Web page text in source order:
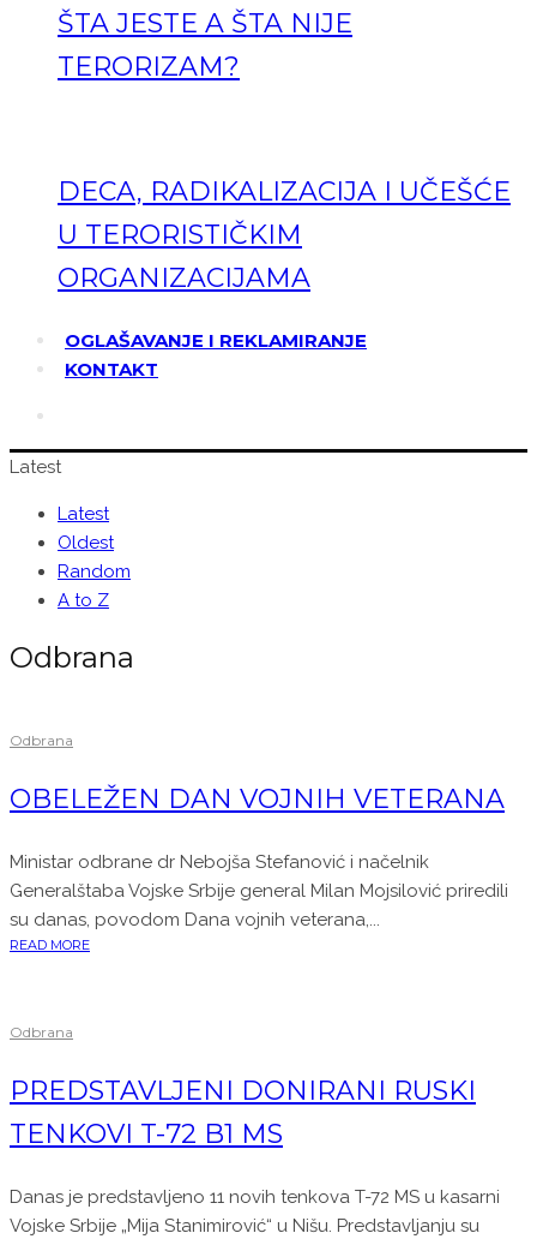
ŠTA JESTE A ŠTA NIJE
TERORIZAM?
DECA, RADIKALIZACIJA I UČEŠĆE
U TERORISTIČKIM
ORGANIZACIJAMA
OGLAŠAVANJE I REKLAMIRANJE
KONTAKT
Latest
Latest
Oldest
Random
A to Z
Odbrana
Odbrana
OBELEŽEN DAN VOJNIH VETERANA
Ministar odbrane dr Nebojša Stefanović i načelnik
Generalštaba Vojske Srbije general Milan Mojsilović priredili
su danas, povodom Dana vojnih veterana,...
READ MORE
Odbrana
PREDSTAVLJENI DONIRANI RUSKI
TENKOVI T-72 B1 MS
Danas je predstavljeno 11 novih tenkova T-72 MS u kasarni
Vojske Srbije „Mija Stanimirović“ u Nišu. Predstavljanju su